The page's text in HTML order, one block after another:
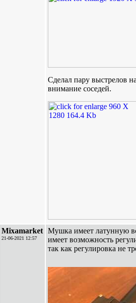
Сделал пару выстрелов
внимание соседей.
Mixamarket
21-06-2021 12:57
Мушка имеет латунную
имеет возможность
так как регулировка не